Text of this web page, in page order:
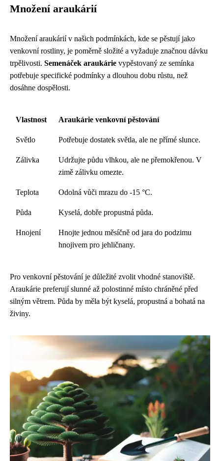
Množení araukárií
Množení araukárií v našich podmínkách, kde se pěstují jako
venkovní rostliny, je poměrně složité a vyžaduje značnou dávku
trpělivosti. Semenáček araukárie vypěstovaný ze semínka
potřebuje specifické podmínky a dlouhou dobu růstu, než
dosáhne dospělosti.
Vlastnost Araukárie venkovní pěstování
Světlo Potřebuje dostatek světla, ale ne přímé slunce.
Zálivka
Udržujte půdu vlhkou, ale ne přemokřenou. V
zimě zálivku omezte.
Teplota Odolná vůči mrazu do -15 °C.
Půda Kyselá, dobře propustná půda.
Hnojení
Hnojte jednou měsíčně od jara do podzimu
hnojivem pro jehličnany.
Pro venkovní pěstování je důležité zvolit vhodné stanoviště.
Araukárie preferují slunné až polostinné místo chráněné před
silným větrem. Půda by měla být kyselá, propustná a bohatá na
živiny.